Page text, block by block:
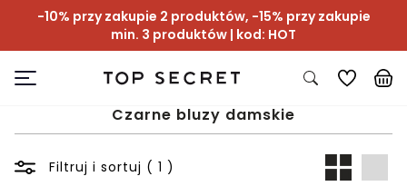
-10% przy zakupie 2 produktów, -15% przy zakupie
min. 3 produktów | kod: HOT
Czarne bluzy damskie
Filtruj i sortuj ( 1 )